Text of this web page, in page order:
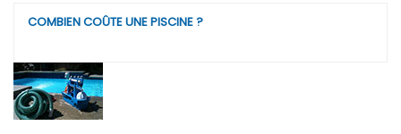
COMBIEN COÛTE UNE PISCINE ?